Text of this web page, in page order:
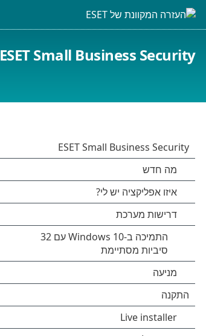
ESET Small Business Security